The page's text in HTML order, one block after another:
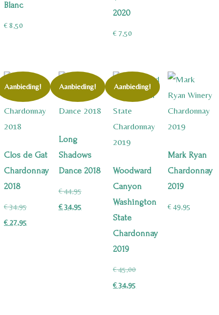
Blanc
€ 8,50
2020
€ 7,50
Aanbieding!
Clos de Gat
Chardonnay
2018
€34,95Oorspronkelijke
€27,95
Aanbieding!
Long
Shadows
Dance 2018
€44,95Oorspronkelijke
prijs
€34,95Huidige
Aanbieding!
Woodward
Canyon
Washington
State
Chardonnay
2019
€45,00Oorspronkelijke
€34,95
Mark Ryan
Chardonnay
2019
€49,95